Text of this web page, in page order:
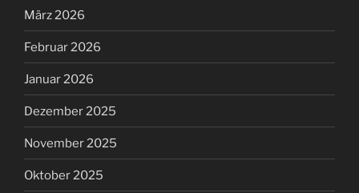
März 2026
Februar 2026
Januar 2026
Dezember 2025
November 2025
Oktober 2025